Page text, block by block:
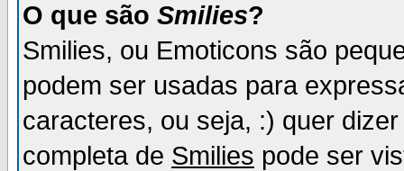
O que são Smilies?
Smilies, ou Emoticons são
podem ser usadas para
caracteres, ou seja, :) quer
completa de Smilies pode ser